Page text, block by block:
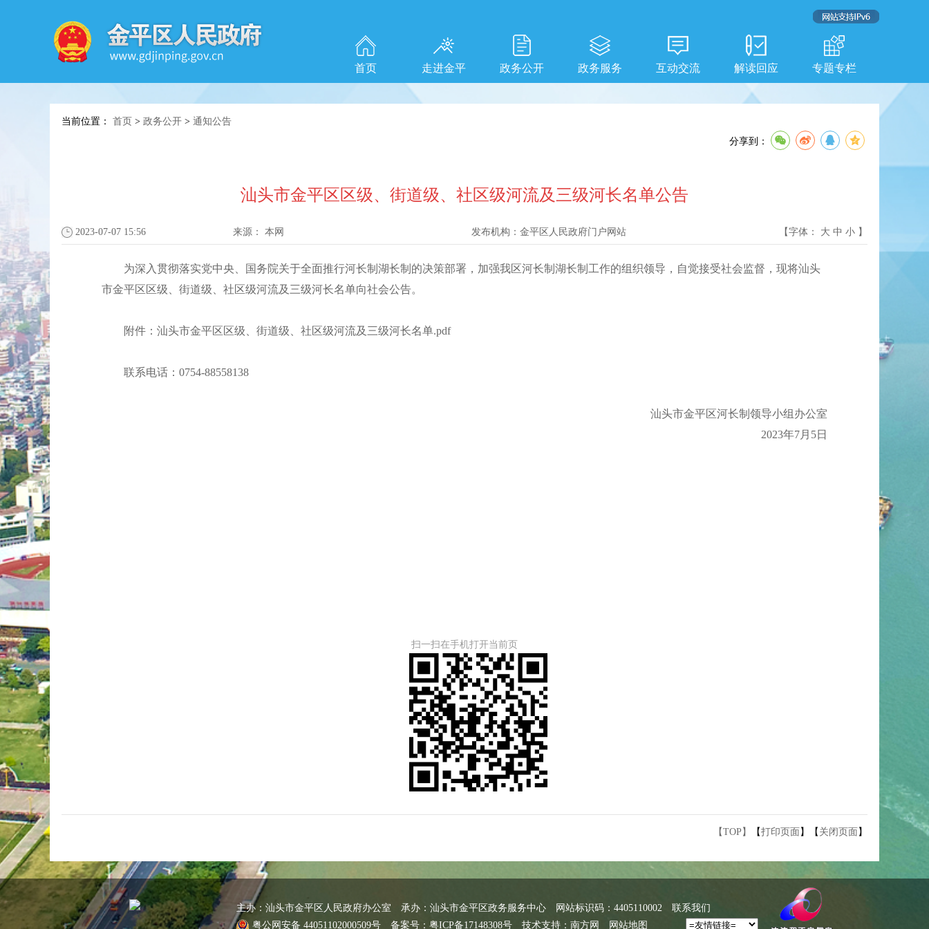
首页 走进金平 政务公开 政务服务 互动交流 解读回应 专题专栏
当前位置： 首页 > 政务公开 > 通知公告
分享到：
汕头市金平区区级、街道级、社区级河流及三级河长名单公告
2023-07-07 15:56 来源： 本网 发布机构： 金平区人民政府门户网站 【字体： 大 中 小 】
为深入贯彻落实党中央、国务院关于全面推行河长制湖长制的决策部署，加强我区河长制湖长制工作的组织领导，自觉接受社会监督，现将汕头
市金平区区级、街道级、社区级河流及三级河长名单向社会公告。
附件：汕头市金平区区级、街道级、社区级河流及三级河长名单.pdf
联系电话：0754-88558138
汕头市金平区河长制领导小组办公室
2023年7月5日
扫一扫在手机打开当前页
【TOP】 【打印页面 】【 关闭页面 】
主办：汕头市金平区人民政府办公室 承办：汕头市金平区政务服务中心 网站标识码：4405110002
联系我们
粤公网安备 44051102000509号
备案号：粤ICP备17148308号 技术支持：南方网 网站地图